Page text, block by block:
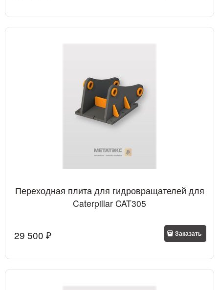
Переходная плита для гидровращателей для
Caterpillar CAT305
29 500 ₽ Заказать